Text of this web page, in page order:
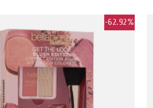
-62.92%